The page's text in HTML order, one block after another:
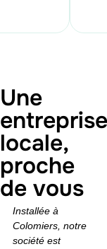
Une
entreprise
locale,
proche
de vous
Installée à
Colomiers, notre
société est